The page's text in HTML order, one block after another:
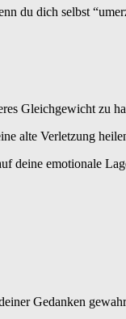
du dich selbst
Gleichgewicht zu
alte Verletzung
deine emotionale
Gedanken